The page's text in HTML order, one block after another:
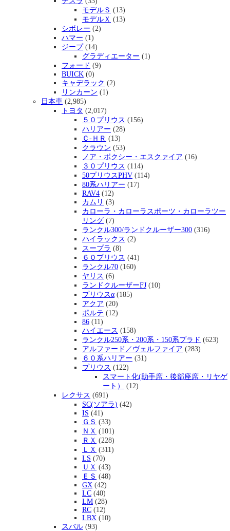
モデルＳ (13)
モデルＸ (13)
シボレー (2)
ハマー (1)
ジープ(14)
グラディエーター (1)
フォード (9)
BUICK (0)
キャデラック (2)
リンカーン (1)
日本車 (2,985)
トヨタ (2,017)
５０プリウス (156)
ハリアー (28)
Ｃ-ＨＲ (13)
クラウン (53)
ノア・ボクシー・エスクァイア (16)
３０プリウス (114)
50プリウスPHV (114)
80系ハリアー (17)
RAV4 (12)
カムリ (3)
カローラ・カローラスポーツ・カローラツー
リング (7)
ランクル300/ランドクルーザー300 (316)
ハイラックス (2)
スープラ (8)
６０プリウス (41)
ランクル70 (160)
ヤリス (6)
ランドクルーザーFJ (10)
プリウスα (185)
アクア (20)
ポルテ (12)
86 (11)
ハイエース (158)
ランクル250系・200系・150系プラド (623)
アルファード／ヴェルファイア (283)
６０系ハリアー (31)
プリウス (122)
スマート化(助手席・後部座席・リヤゲ
ート）
(12)
レクサス (691)
SC(ソアラ) (42)
IS (41)
ＧＳ (33)
ＮＸ (101)
ＲＸ (228)
ＬＸ (311)
LS (70)
ＵＸ (43)
ＥＳ (48)
GX (42)
LC (40)
LM (28)
RC (12)
LBX (10)
スバル (93)